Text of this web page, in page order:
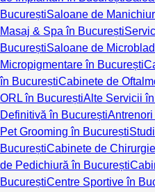
BucureștiSaloane de
Masaj & Spa în București
BucureștiSaloane de
Micropigmentare în București
în BucureștiCabinete de
ORL în BucureștiAlte Servicii
Definitivă în București
Pet Grooming în București
BucureștiCabinete de
de Pedichiură în București
BucureștiCentre Sportive în